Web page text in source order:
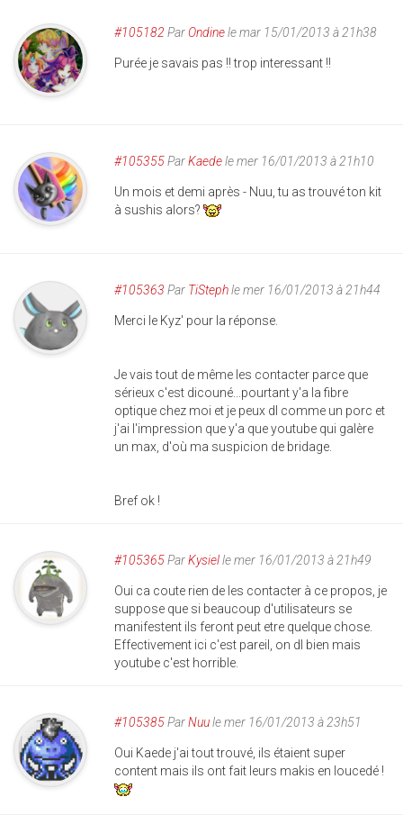
#105182 ParOndinele mar 15/01/2013 à 21h38
Purée je savais pas !! trop interessant !!
#105355ParKaedele mer 16/01/2013 à 21h10
Un mois et demi après - Nuu, tu as trouvé ton kit
à sushis alors?
#105363 Par TiStephle mer 16/01/2013 à 21h44
Merci le Kyz' pour la réponse.
Je vais tout de même les contacter parce que
sérieux c'est dicouné...pourtant y'a la fibre
optique chez moi et je peux dl comme un porc et
j'ai l'impression que y'a que youtube qui galère
un max, d'où ma suspicion de bridage.
Bref ok !
#105365ParKysielle mer 16/01/2013 à 21h49
Oui ca coute rien de les contacter à ce propos, je
suppose que si beaucoup d'utilisateurs se
manifestent ils feront peut etre quelque chose.
Effectivement ici c'est pareil, on dl bien mais
youtube c'est horrible.
#105385ParNuule mer 16/01/2013 à 23h51
Oui Kaede j'ai tout trouvé, ils étaient super
content mais ils ont fait leurs makis en loucedé !